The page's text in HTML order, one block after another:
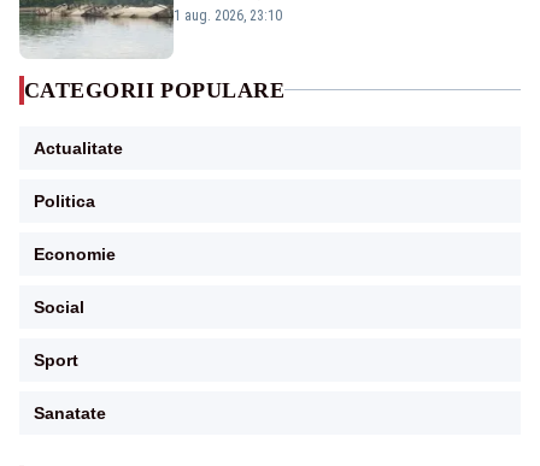
război mondial
1 aug. 2026, 23:10
CATEGORII POPULARE
Actualitate
Politica
Economie
Social
Sport
Sanatate